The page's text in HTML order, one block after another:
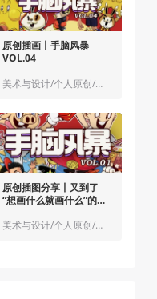
原创插画丨手脑风暴
VOL.04
美术与设计/个人原创/插画
原创插图分享丨又到了
“想画什么就画什么”的快
美术与设计/个人原创/插画